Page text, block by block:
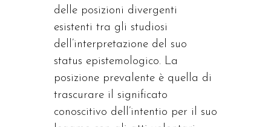
delle posizioni divergenti
esistenti tra gli studiosi
dell’interpretazione del suo
status epistemologico. La
posizione prevalente è quella di
trascurare il significato
conoscitivo dell’intentio per il suo